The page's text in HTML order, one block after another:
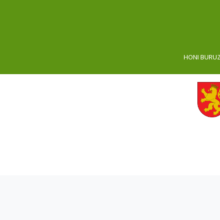
HONI BURUZ